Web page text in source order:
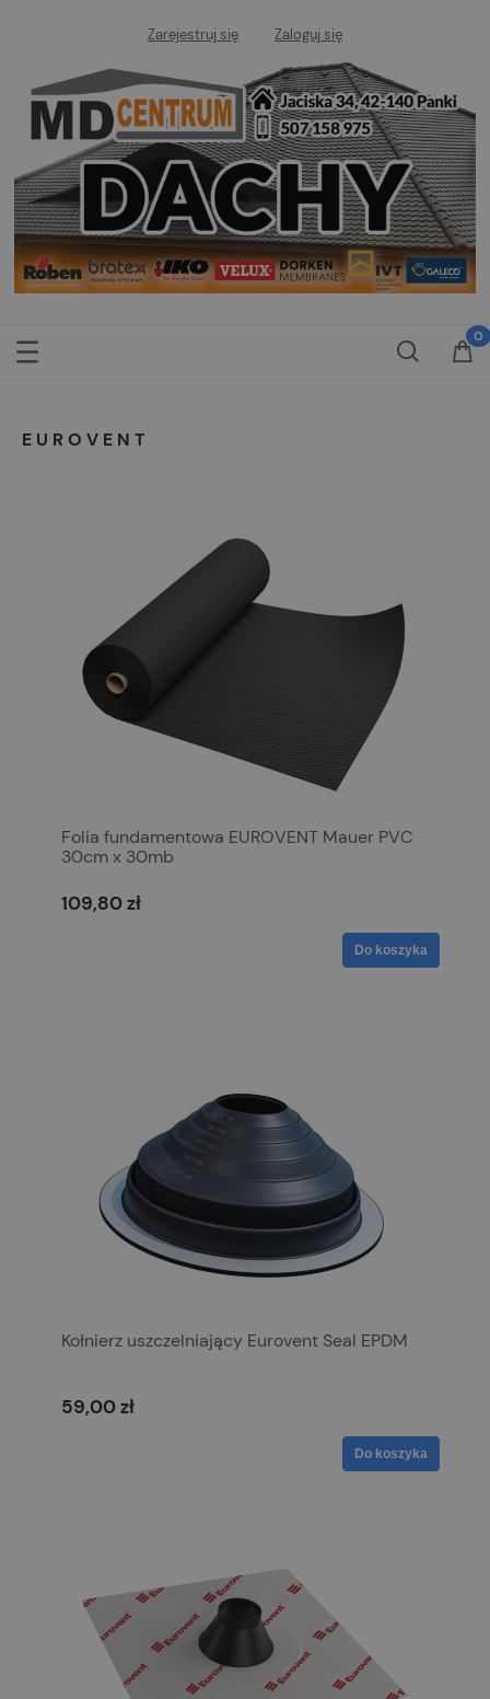
Zarejestruj się Zaloguj się
EUROVENT
Folia fundamentowa EUROVENT Mauer PVC
30cm x 30mb
109,80 zł
Do koszyka
Kołnierz uszczelniający Eurovent Seal EPDM
59,00 zł
Do koszyka